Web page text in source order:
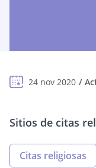
24 nov 2020
Sitios de citas
Citas religiosas